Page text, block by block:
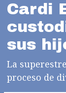
Cardi
sus
La
proceso de